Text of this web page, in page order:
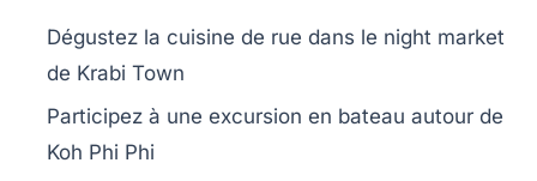
Dégustez la cuisine de rue dans le night market
de Krabi Town
Participez à une excursion en bateau autour de
Koh Phi Phi